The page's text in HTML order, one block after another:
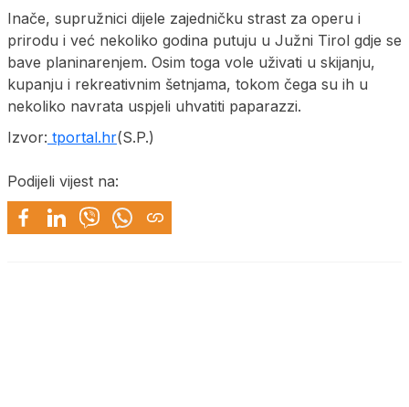
Inače, supružnici dijele zajedničku strast za operu i
prirodu i već nekoliko godina putuju u Južni Tirol gdje se
bave planinarenjem. Osim toga vole uživati u skijanju,
kupanju i rekreativnim šetnjama, tokom čega su ih u
nekoliko navrata uspjeli uhvatiti paparazzi.
Izvor: tportal.hr(S.P.)
Podijeli vijest na: